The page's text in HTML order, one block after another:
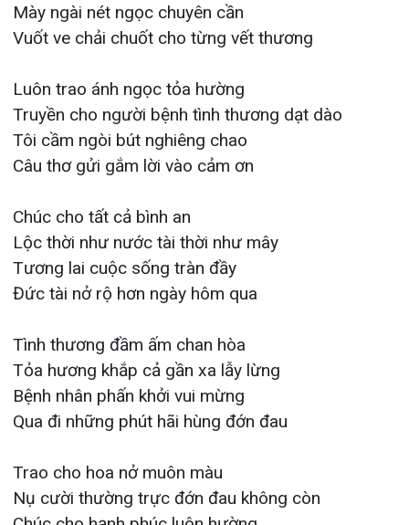
Tình thương đầm ấm chan hòa
Tỏa hương khắp cả gần xa lẫy lừng
Qua đi những phút hãi hùng đớn đau
Trao cho hoa nở muôn màu
Nụ cười thường trực đớn đau không còn
Chúc cho hạnh phúc luôn hường
Tới đây thơ cũng đã dài
Từ trái tim này tôi thật biết ơn
Giãi bày tỏ tấm lòng son
Cảm ơn tất cả dưới trên từng người
Thành tâm xin tặng mọi người
Bài thơ từ tấm lòng người bệnh nhân
Chúc cho đa khoa quốc tế Hải Phòng
Tháng ngày luôn cứ không ngừng vươn cao”
như tự hào của đội ngũ y bác sĩ Khoa Ngoại tổng
hợp nói riêng và toàn Bệnh viện đa khoa quốc tế
Hải Phòng nói chung. Đó chính là động lực để mỗi